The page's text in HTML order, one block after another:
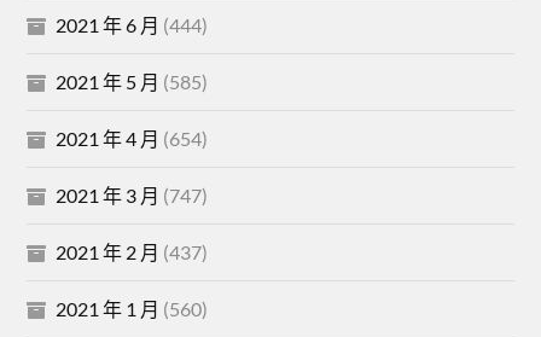
2021 年 6 月 (444)
2021 年 5 月 (585)
2021 年 4 月 (654)
2021 年 3 月 (747)
2021 年 2 月 (437)
2021 年 1 月 (560)